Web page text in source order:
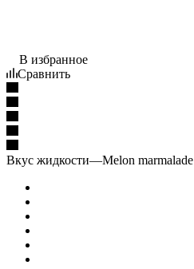
В избранное
Сравнить
Вкус жидкости—Melon marmalade